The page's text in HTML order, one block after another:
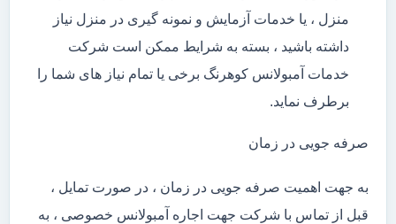
منزل ، یا خدمات آزمایش و نمونه گیری در منزل نیاز
داشته باشید ، بسته به شرایط ممکن است شرکت
خدمات آمبولانس کوهرنگ برخی یا تمام نیاز های شما را
برطرف نماید.
صرفه جویی در زمان
به جهت اهمیت صرفه جویی در زمان ، در صورت تمایل ،
قبل از تماس با شرکت جهت اجاره آمبولانس خصوصی ، به